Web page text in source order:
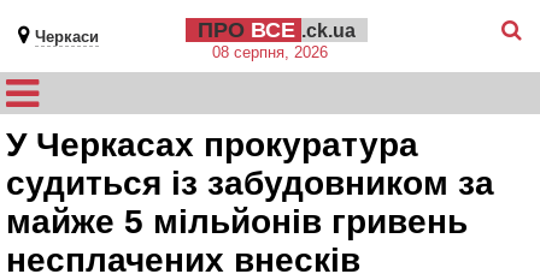
Черкаси ПРО ВСЕ .ck.ua
08 серпня, 2026
У Черкасах прокуратура
судиться із забудовником за
майже 5 мільйонів гривень
несплачених внесків